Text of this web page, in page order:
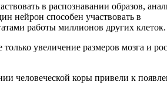
в распознавании образов,
нейрон способен участвовать в
работы миллионов других клеток.
увеличение размеров мозга и
человеческой коры привели к